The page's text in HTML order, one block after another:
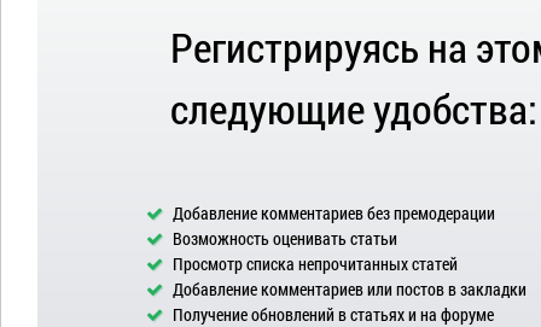
Регистрируясь на
следующие удобства:
Добавление комментариев без премодерации
Возможность оценивать статьи
Просмотр списка непрочитанных статей
Добавление комментариев или постов в закладки
Получение обновлений в статьях и на форуме